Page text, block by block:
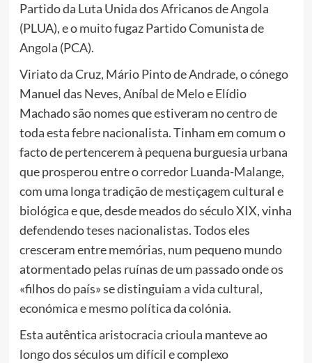
Partido da Luta Unida dos Africanos de Angola
(PLUA), e o muito fugaz Partido Comunista de
Angola (PCA).
Viriato da Cruz, Mário Pinto de Andrade, o cónego
Manuel das Neves, Aníbal de Melo e Elídio
Machado são nomes que estiveram no centro de
toda esta febre nacionalista. Tinham em comum o
facto de pertencerem à pequena burguesia urbana
que prosperou entre o corredor Luanda-Malange,
com uma longa tradição de mestiçagem cultural e
biológica e que, desde meados do século XIX, vinha
defendendo teses nacionalistas. Todos eles
cresceram entre memórias, num pequeno mundo
atormentado pelas ruínas de um passado onde os
«filhos do país» se distinguiam a vida cultural,
económica e mesmo política da colónia.
Esta autêntica aristocracia crioula manteve ao
longo dos séculos um difícil e complexo